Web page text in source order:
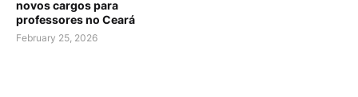
novos cargos para
professores no Ceará
February 25, 2026